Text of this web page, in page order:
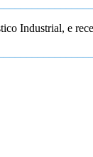
Industrial, e